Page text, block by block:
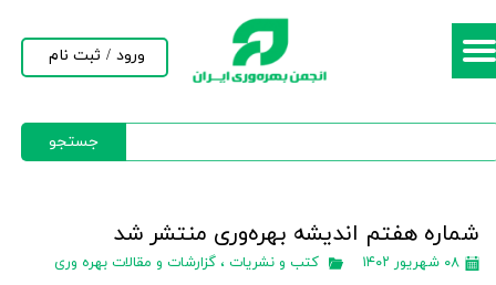
جستجو
ورود / ثبت نام
حساب کاربری من
شماره هفتم اندیشه بهره‌وری منتشر شد
۰۸ شهریور ۱۴۰۲ کتب و نشریات ، گزارشات و مقالات بهره وری